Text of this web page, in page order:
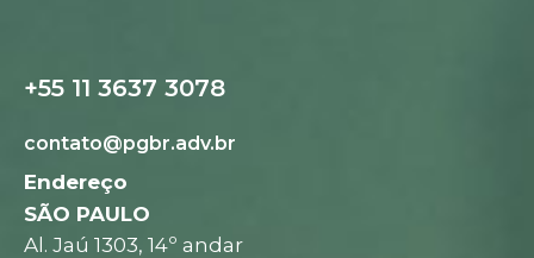
+55 11 3637 3078
contato@pgbr.adv.br
Endereço
SÃO PAULO
Al. Jaú 1303, 14º andar